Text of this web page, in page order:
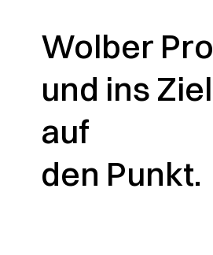
Wolber
und ins
auf
den Punkt.